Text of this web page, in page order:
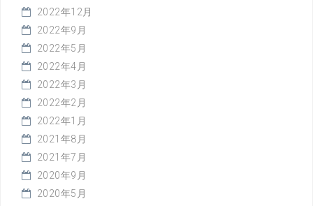
2022年12月
2022年9月
2022年5月
2022年4月
2022年3月
2022年2月
2022年1月
2021年8月
2021年7月
2020年9月
2020年5月